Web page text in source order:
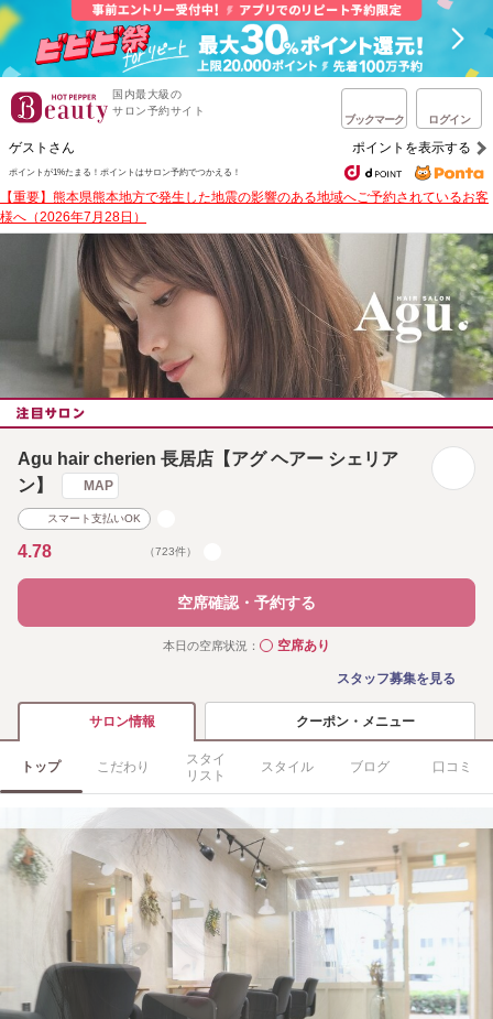
国内最大級の
サロン予約サイト
ブックマーク ログイン
ゲストさん ポイントを表示する
ポイントが1%たまる！ ポイントはサロン予約でつかえる！
【重要】熊本県熊本地方で発生した地震の影響のある地域へご予約されているお客
様へ（2026年7月28日）
Agu hair cherien 長居店【アグ ヘアー シェリア
ン】
MAP
スマート支払いOK
4.78 （723件）
空席確認・予約する
本日の空席状況： ◯空席あり
スタッフ募集を見る
サロン情報 クーポン・メニュー
トップ こだわり
スタイ
リスト
スタイル ブログ 口コミ